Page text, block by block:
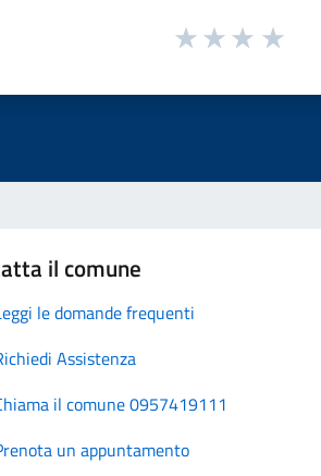
il comune
le domande frequenti
Assistenza
il comune 0957419111
un appuntamento